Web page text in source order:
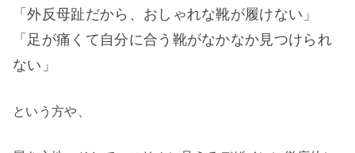
「外反母趾だから、おしゃれな靴が履けない」
「足が痛くて自分に合う靴がなかなか見つけられ
ない」
という方や、